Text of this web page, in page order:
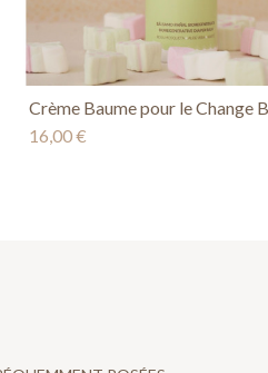
Crème Baume pour le Change
16,00 €